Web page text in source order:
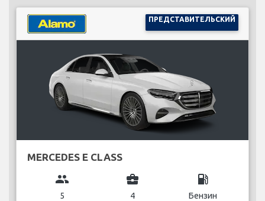
ПРЕДСТАВИТЕЛЬСКИЙ
MERCEDES E CLASS
group
5
business_center
4
local_gas_station
Бензин